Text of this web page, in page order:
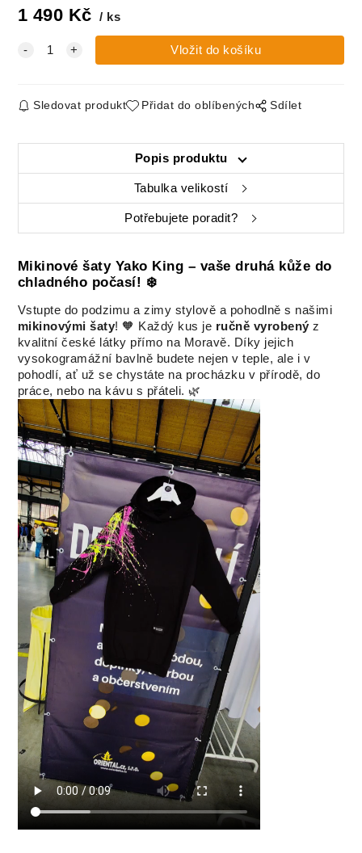
1 490 Kč ks
Sledovat produkt Přidat do oblíbených Sdílet
Popis produktu
Tabulka velikostí
Potřebujete poradit?
Mikinové šaty Yako King – vaše druhá kůže do
chladného počasí! ❄️
Vstupte do podzimu a zimy stylově a pohodlně s našimi
mikinovými šaty! 🧡 Každý kus je ručně vyrobený z
kvalitní české látky přímo na Moravě. Díky jejich
vysokogramážní bavlně budete nejen v teple, ale i v
pohodlí, ať už se chystáte na procházku v přírodě, do
práce, nebo na kávu s přáteli. 🌿